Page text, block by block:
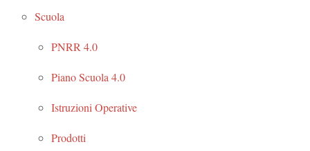
Scuola
PNRR 4.0
Piano Scuola 4.0
Istruzioni Operative
Prodotti